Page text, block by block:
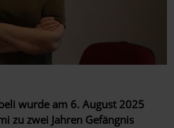
wurde am 6. August 2025
zu zwei Jahren Gefängnis